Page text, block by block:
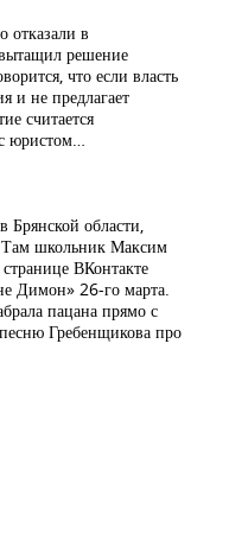
отказали в
решение
что если власть
и не предлагает
считается
юристом…
Брянской области,
Там школьник Максим
ВКонтакте
Димон» 26-го марта.
пацана прямо с
Гребенщикова про